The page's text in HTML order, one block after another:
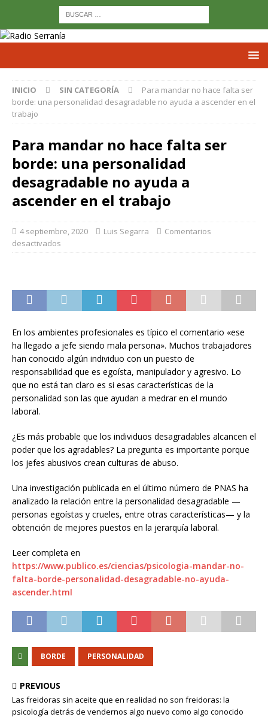
INICIO SIN CATEGORÍA
Para mandar no hace falta ser
borde: una personalidad desagradable no ayuda a ascender en el
trabajo
Para mandar no hace falta ser
borde: una personalidad
desagradable no ayuda a
ascender en el trabajo
4 septiembre, 2020 Luis Segarra
Comentarios
desactivados
En los ambientes profesionales es típico el comentario «ese
ha llegado a jefe siendo mala persona». Muchos trabajadores
han conocido algún individuo con un puesto de
responsabilidad que es egoísta, manipulador y agresivo. Lo
que no está tan claro es si esas características de la
personalidad son las que ayudan a medrar en el mundo
laboral.
¿Es más probable que los individuos desagradables alcancen el
poder que los agradables? La pregunta es importante porque
los jefes abusivos crean culturas de abuso.
Una investigación publicada en el último número de PNAS ha
analizado la relación entre la personalidad desagradable —
personas egoístas y crueles, entre otras características— y la
obtención de mejores puestos en la jerarquía laboral.
Leer completa en
https://www.publico.es/ciencias/psicologia-mandar-no-
falta-borde-personalidad-desagradable-no-ayuda-
ascender.html
BORDE PERSONALIDAD
PREVIOUS
Las freidoras sin aceite que en realidad no son freidoras: la
psicología detrás de vendernos algo nuevo como algo conocido